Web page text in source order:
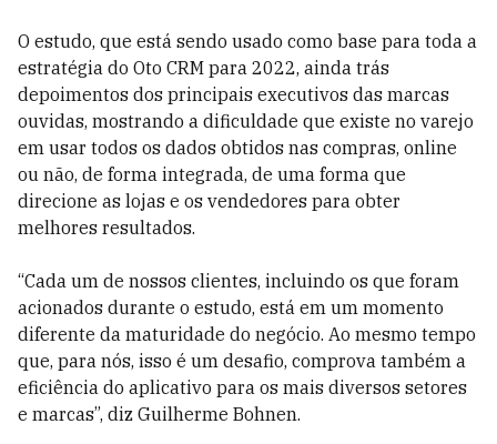
O estudo, que está sendo usado como base para toda a
estratégia do Oto CRM para 2022, ainda trás
depoimentos dos principais executivos das marcas
ouvidas, mostrando a dificuldade que existe no varejo
em usar todos os dados obtidos nas compras, online
ou não, de forma integrada, de uma forma que
direcione as lojas e os vendedores para obter
melhores resultados.
“Cada um de nossos clientes, incluindo os que foram
acionados durante o estudo, está em um momento
diferente da maturidade do negócio. Ao mesmo tempo
que, para nós, isso é um desafio, comprova também a
eficiência do aplicativo para os mais diversos setores
e marcas”, diz Guilherme Bohnen.